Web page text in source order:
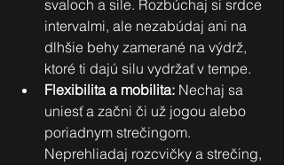
svaloch a sile. Rozbúchaj si srdce
intervalmi, ale nezabúdaj ani na
dlhšie behy zamerané na výdrž,
ktoré ti dajú silu vydržať v tempe.
Flexibilita a mobilita: Nechaj sa
uniesť a začni či už jogou alebo
poriadnym strečingom.
Neprehliadaj rozcvičky a strečing,